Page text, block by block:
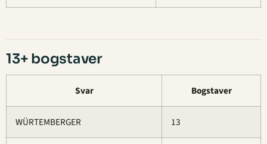
13+ bogstaver
Svar Bogstaver
WÜRTEMBERGER 13